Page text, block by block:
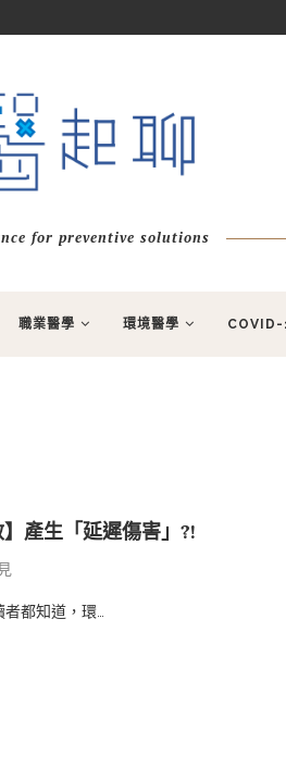
for preventive solutions
職業醫學 環境醫學 COVID-
產生「延遲傷害」?!
都知道，環…